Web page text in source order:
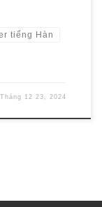
tiếng Hàn
Tháng 12 23, 2024